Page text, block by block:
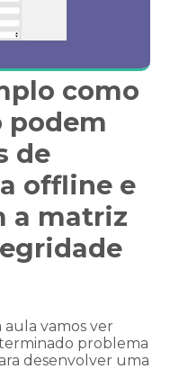
como
podem
de
offline e
a matriz
aula vamos ver
problema
desenvolver uma